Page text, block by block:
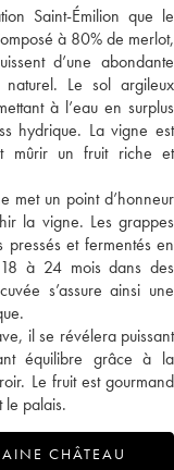
Saint-Émilion que le
à 80% de merlot,
d’une abondante
Le sol argileux
à l’eau en surplus
hydrique. La vigne est
mûrir un fruit riche et
met un point d’honneur
la vigne. Les grappes
pressés et fermentés en
à 24 mois dans des
s’assure ainsi une
il se révélera puissant
équilibre grâce à la
Le fruit est gourmand
le palais.
CHÂTEAU